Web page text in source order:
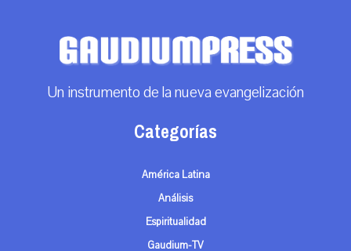
Un instrumento de la nueva evangelización
Categorías
América Latina
Análisis
Espiritualidad
Gaudium-TV